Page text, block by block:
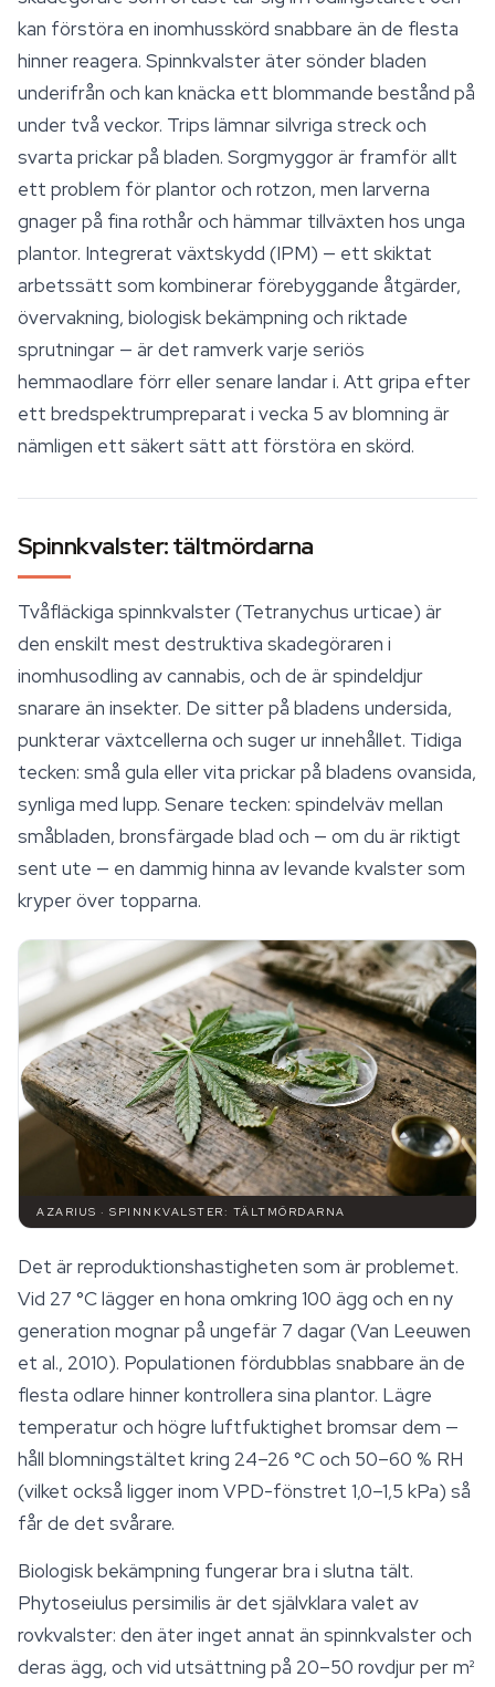
kan förstöra en inomhusskörd snabbare än de flesta
hinner reagera. Spinnkvalster äter sönder bladen
underifrån och kan knäcka ett blommande bestånd på
under två veckor. Trips lämnar silvriga streck och
svarta prickar på bladen. Sorgmyggor är framför allt
ett problem för plantor och rotzon, men larverna
gnager på fina rothår och hämmar tillväxten hos unga
plantor. Integrerat växtskydd (IPM) — ett skiktat
arbetssätt som kombinerar förebyggande åtgärder,
övervakning, biologisk bekämpning och riktade
sprutningar — är det ramverk varje seriös
hemmaodlare förr eller senare landar i. Att gripa efter
ett bredspektrumpreparat i vecka 5 av blomning är
nämligen ett säkert sätt att förstöra en skörd.
Spinnkvalster: tältmördarna
Tvåfläckiga spinnkvalster (Tetranychus urticae) är
den enskilt mest destruktiva skadegöraren i
inomhusodling av cannabis, och de är spindeldjur
snarare än insekter. De sitter på bladens undersida,
punkterar växtcellerna och suger ur innehållet. Tidiga
tecken: små gula eller vita prickar på bladens ovansida,
synliga med lupp. Senare tecken: spindelväv mellan
småbladen, bronsfärgade blad och — om du är riktigt
sent ute — en dammig hinna av levande kvalster som
kryper över topparna.
AZARIUS · SPINNKVALSTER: TÄLTMÖRDARNA
Det är reproduktionshastigheten som är problemet.
Vid 27 °C lägger en hona omkring 100 ägg och en ny
generation mognar på ungefär 7 dagar (Van Leeuwen
et al., 2010). Populationen fördubblas snabbare än de
flesta odlare hinner kontrollera sina plantor. Lägre
temperatur och högre luftfuktighet bromsar dem —
håll blomningstältet kring 24–26 °C och 50–60 % RH
(vilket också ligger inom VPD-fönstret 1,0–1,5 kPa) så
får de det svårare.
Biologisk bekämpning fungerar bra i slutna tält.
Phytoseiulus persimilis är det självklara valet av
rovkvalster: den äter inget annat än spinnkvalster och
deras ägg, och vid utsättning på 20–50 rovdjur per m²